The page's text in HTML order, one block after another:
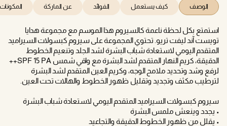
الوصف كيف يستعمل الفوائد عن الماركة المكونات
استمتع بكل لحظة ناعمة كالسيروم هذا الموسم مع مجموعة هدايا
تويست آند ليفت تريو. تحتوي المجموعة على سيروم كبسولات السيراميد
المتقدم اليومي لاستعادة شباب البشرة لشد الجلد وتنعيم الخطوط
الدقيقة، كريم النهار المتقدم لشد البشرة مع واقي شمس SPF 15 PA++
لرفع وشد وتحديد ملامح الوجه، وكريم العين المتقدم لشد البشرة
لترطيب مكثف وتجديد وتقليل ظهور الخطوط والهالات تحت العين.
سيروم كبسولات السيراميد المتقدم اليومي لاستعادة شباب البشرة
• يجدد وينعش ملمس البشرة
• يقلل من ظهور الخطوط الدقيقة والتجاعيد